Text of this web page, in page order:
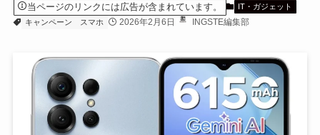
当ページのリンクには広告が含まれています。
IT・ガジェット
キャンペーン
スマホ 2026年2月6日 INGSTE編集部